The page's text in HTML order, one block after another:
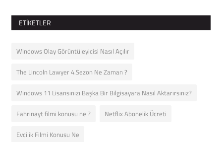
ETIKETLER
Windows Olay Görüntüleyicisi Nasıl Açılır
The Lincoln Lawyer 4.Sezon Ne Zaman ?
Windows 11 Lisansınızı Başka Bir Bilgisayara Nasıl Aktarırsınız?
Fahrinayt filmi konusu ne ? Netflix Abonelik Ücreti
Evcilik Filmi Konusu Ne